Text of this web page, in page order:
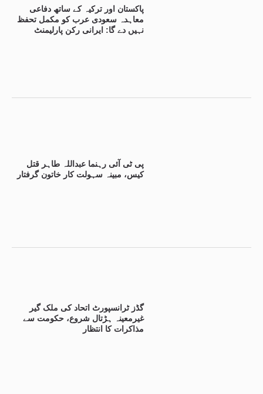
پاکستان اور ترکیہ کے ساتھ دفاعی
معاہدہ سعودی عرب کو مکمل تحفظ
نہیں دے گا: ایرانی رکن پارلیمنٹ
پی ٹی آئی رہنما عبداللہ طاہر قتل
کیس، مبینہ سہولت کار خاتون گرفتار
گڈز ٹرانسپورٹ اتحاد کی ملک گیر
غیرمعینہ ہڑتال شروع، حکومت سے
مذاکرات کا انتظار